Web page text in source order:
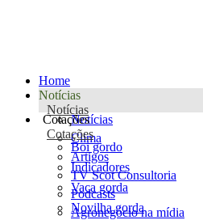
Home
Notícias
Notícias
Notícias
Clima
Artigos
TV Scot Consultoria
Podcasts
Agronegócio na mídia
Cotações
Cotações
Boi gordo
Indicadores
Vaca gorda
Novilha gorda